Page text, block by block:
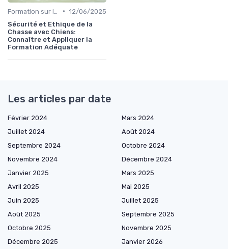
• 12/06/2025
Sécurité et Ethique de la
Chasse avec Chiens:
Connaître et Appliquer la
Formation Adéquate
Les articles par date
Février 2024
Mars 2024
Juillet 2024
Août 2024
Septembre 2024
Octobre 2024
Novembre 2024
Décembre 2024
Janvier 2025
Mars 2025
Avril 2025
Mai 2025
Juin 2025
Juillet 2025
Août 2025
Septembre 2025
Octobre 2025
Novembre 2025
Décembre 2025
Janvier 2026